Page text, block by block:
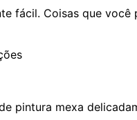
fácil. Coisas que você
pintura mexa